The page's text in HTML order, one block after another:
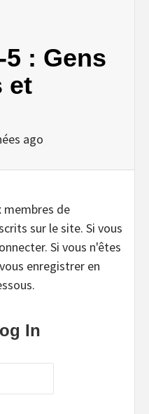
: Gens
et
ago
membres de
sur le site. Si vous
Si vous n'êtes
enregistrer en
In